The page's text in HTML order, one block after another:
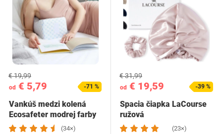
od € 5,79
€ 19,99
-71 %
Vankúš medzi kolená
Ecosafeter modrej farby
(34×)
od € 19,59
€ 31,99
-39 %
Spacia čiapka LaCourse
ružová
(23×)